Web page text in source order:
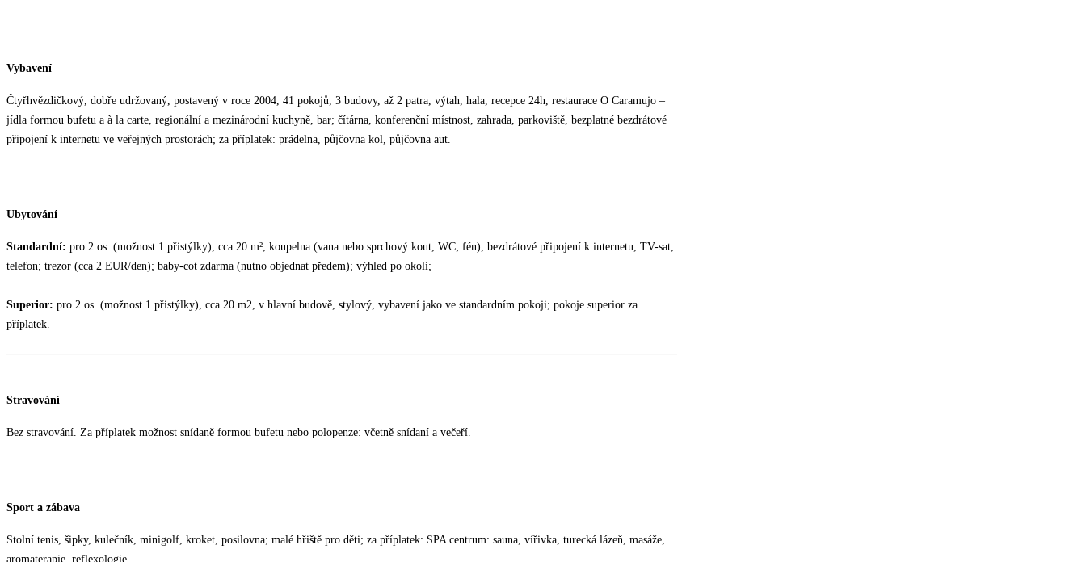
Vybavení
Čtyřhvězdičkový, dobře udržovaný, postavený v roce 2004, 41 pokojů, 3 budovy, až 2 patra, výtah, hala, recepce 24h, restaurace O Caramujo –
jídla formou bufetu a à la carte, regionální a mezinárodní kuchyně, bar; čítárna, konferenční místnost, zahrada, parkoviště, bezplatné bezdrátové
připojení k internetu ve veřejných prostorách; za příplatek: prádelna, půjčovna kol, půjčovna aut.
Ubytování
Standardní: pro 2 os. (možnost 1 přistýlky), cca 20 m², koupelna (vana nebo sprchový kout, WC; fén), bezdrátové připojení k internetu, TV-sat,
telefon; trezor (cca 2 EUR/den); baby-cot zdarma (nutno objednat předem); výhled po okolí;
Superior: pro 2 os. (možnost 1 přistýlky), cca 20 m2, v hlavní budově, stylový, vybavení jako ve standardním pokoji; pokoje superior za
příplatek.
Stravování
Bez stravování. Za příplatek možnost snídaně formou bufetu nebo polopenze: včetně snídaní a večeří.
Sport a zábava
Stolní tenis, šipky, kulečník, minigolf, kroket, posilovna; malé hřiště pro děti; za příplatek: SPA centrum: sauna, vířivka, turecká lázeň, masáže,
aromaterapie, reflexologie